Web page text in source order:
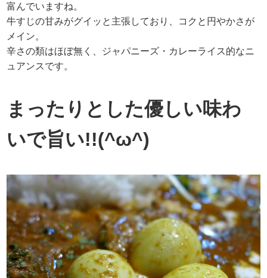
富んでいますね。
牛すじの甘みがグイッと主張しており、コクと円やかさが
メイン。
辛さの類はほぼ無く、ジャパニーズ・カレーライス的なニ
ュアンスです。
まったりとした優しい味わ
いで旨い!!(^ω^)